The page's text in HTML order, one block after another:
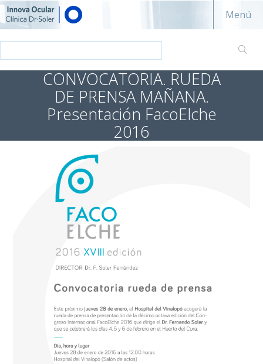
Innova ocular - Clínica Dr. Soler
Menú
CONVOCATORIA. RUEDA
DE PRENSA MAÑANA.
Presentación FacoElche
2016